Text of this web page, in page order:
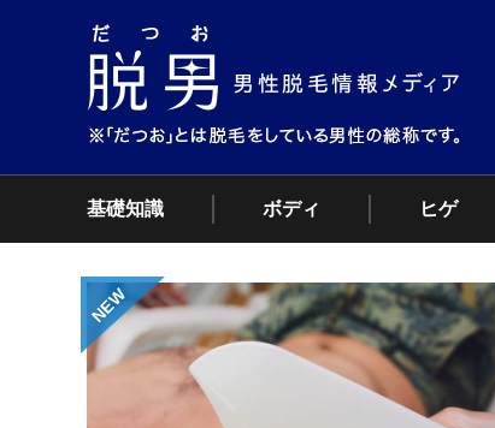
基礎知識 ボディ ヒゲ